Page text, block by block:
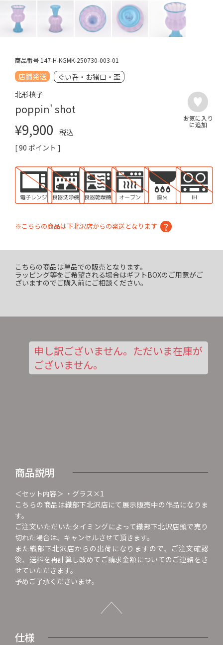
商品番号 147-H-KGMK-250730-003-01
店舗発送
ぐい呑・お猪口・盃
北形槙子
poppin' shot
¥9,900
税込
[90 ポイント ]
※こちらの商品は下北沢店からの発送となります
こちらの商品は単品での販売となります。
ラッピング等をご希望される場合はギフトBOXのご用意がご
ざいますのでご購入前にご相談ください。
申し訳ございません。ただいま在庫が
ございません。
商品説明
＜セット内容＞ ・グラス×1
こちらの商品は織部下北沢店にて展示販売中の作品になりま
す。
ご注文いただいたタイミングによって織部下北沢店頭で売り
切れた場合は、キャンセルさせて頂きます。
また織部下北沢店からの出荷になりますので、ご注文確認
後、送料を再計算し改めてご請求金額についてのご連絡をさ
せていただきます。
予めご了承くださいませ。
仕様